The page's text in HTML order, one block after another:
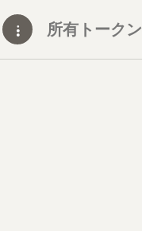
所有トークン